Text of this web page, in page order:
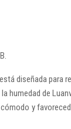
diseñada
de
y